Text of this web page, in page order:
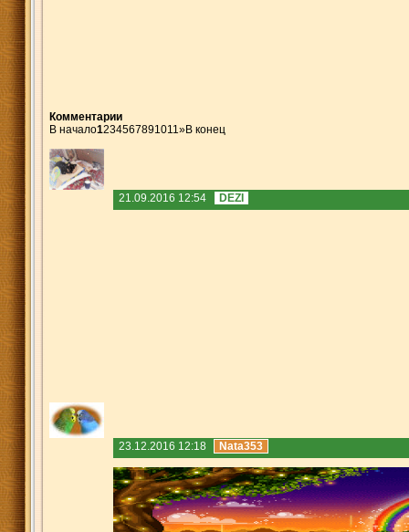
Комментарии
В начало1234567891011»В конец
21.09.2016 12:54 DEZI
23.12.2016 12:18 Nata353